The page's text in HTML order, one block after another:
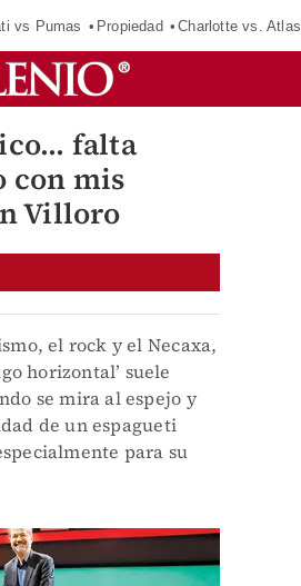
vs Pumas Propiedad Charlotte vs. Atlas
falta
con mis
Villoro
el rock y el Necaxa,
horizontal’ suele
se mira al espejo y
de un espagueti
para su